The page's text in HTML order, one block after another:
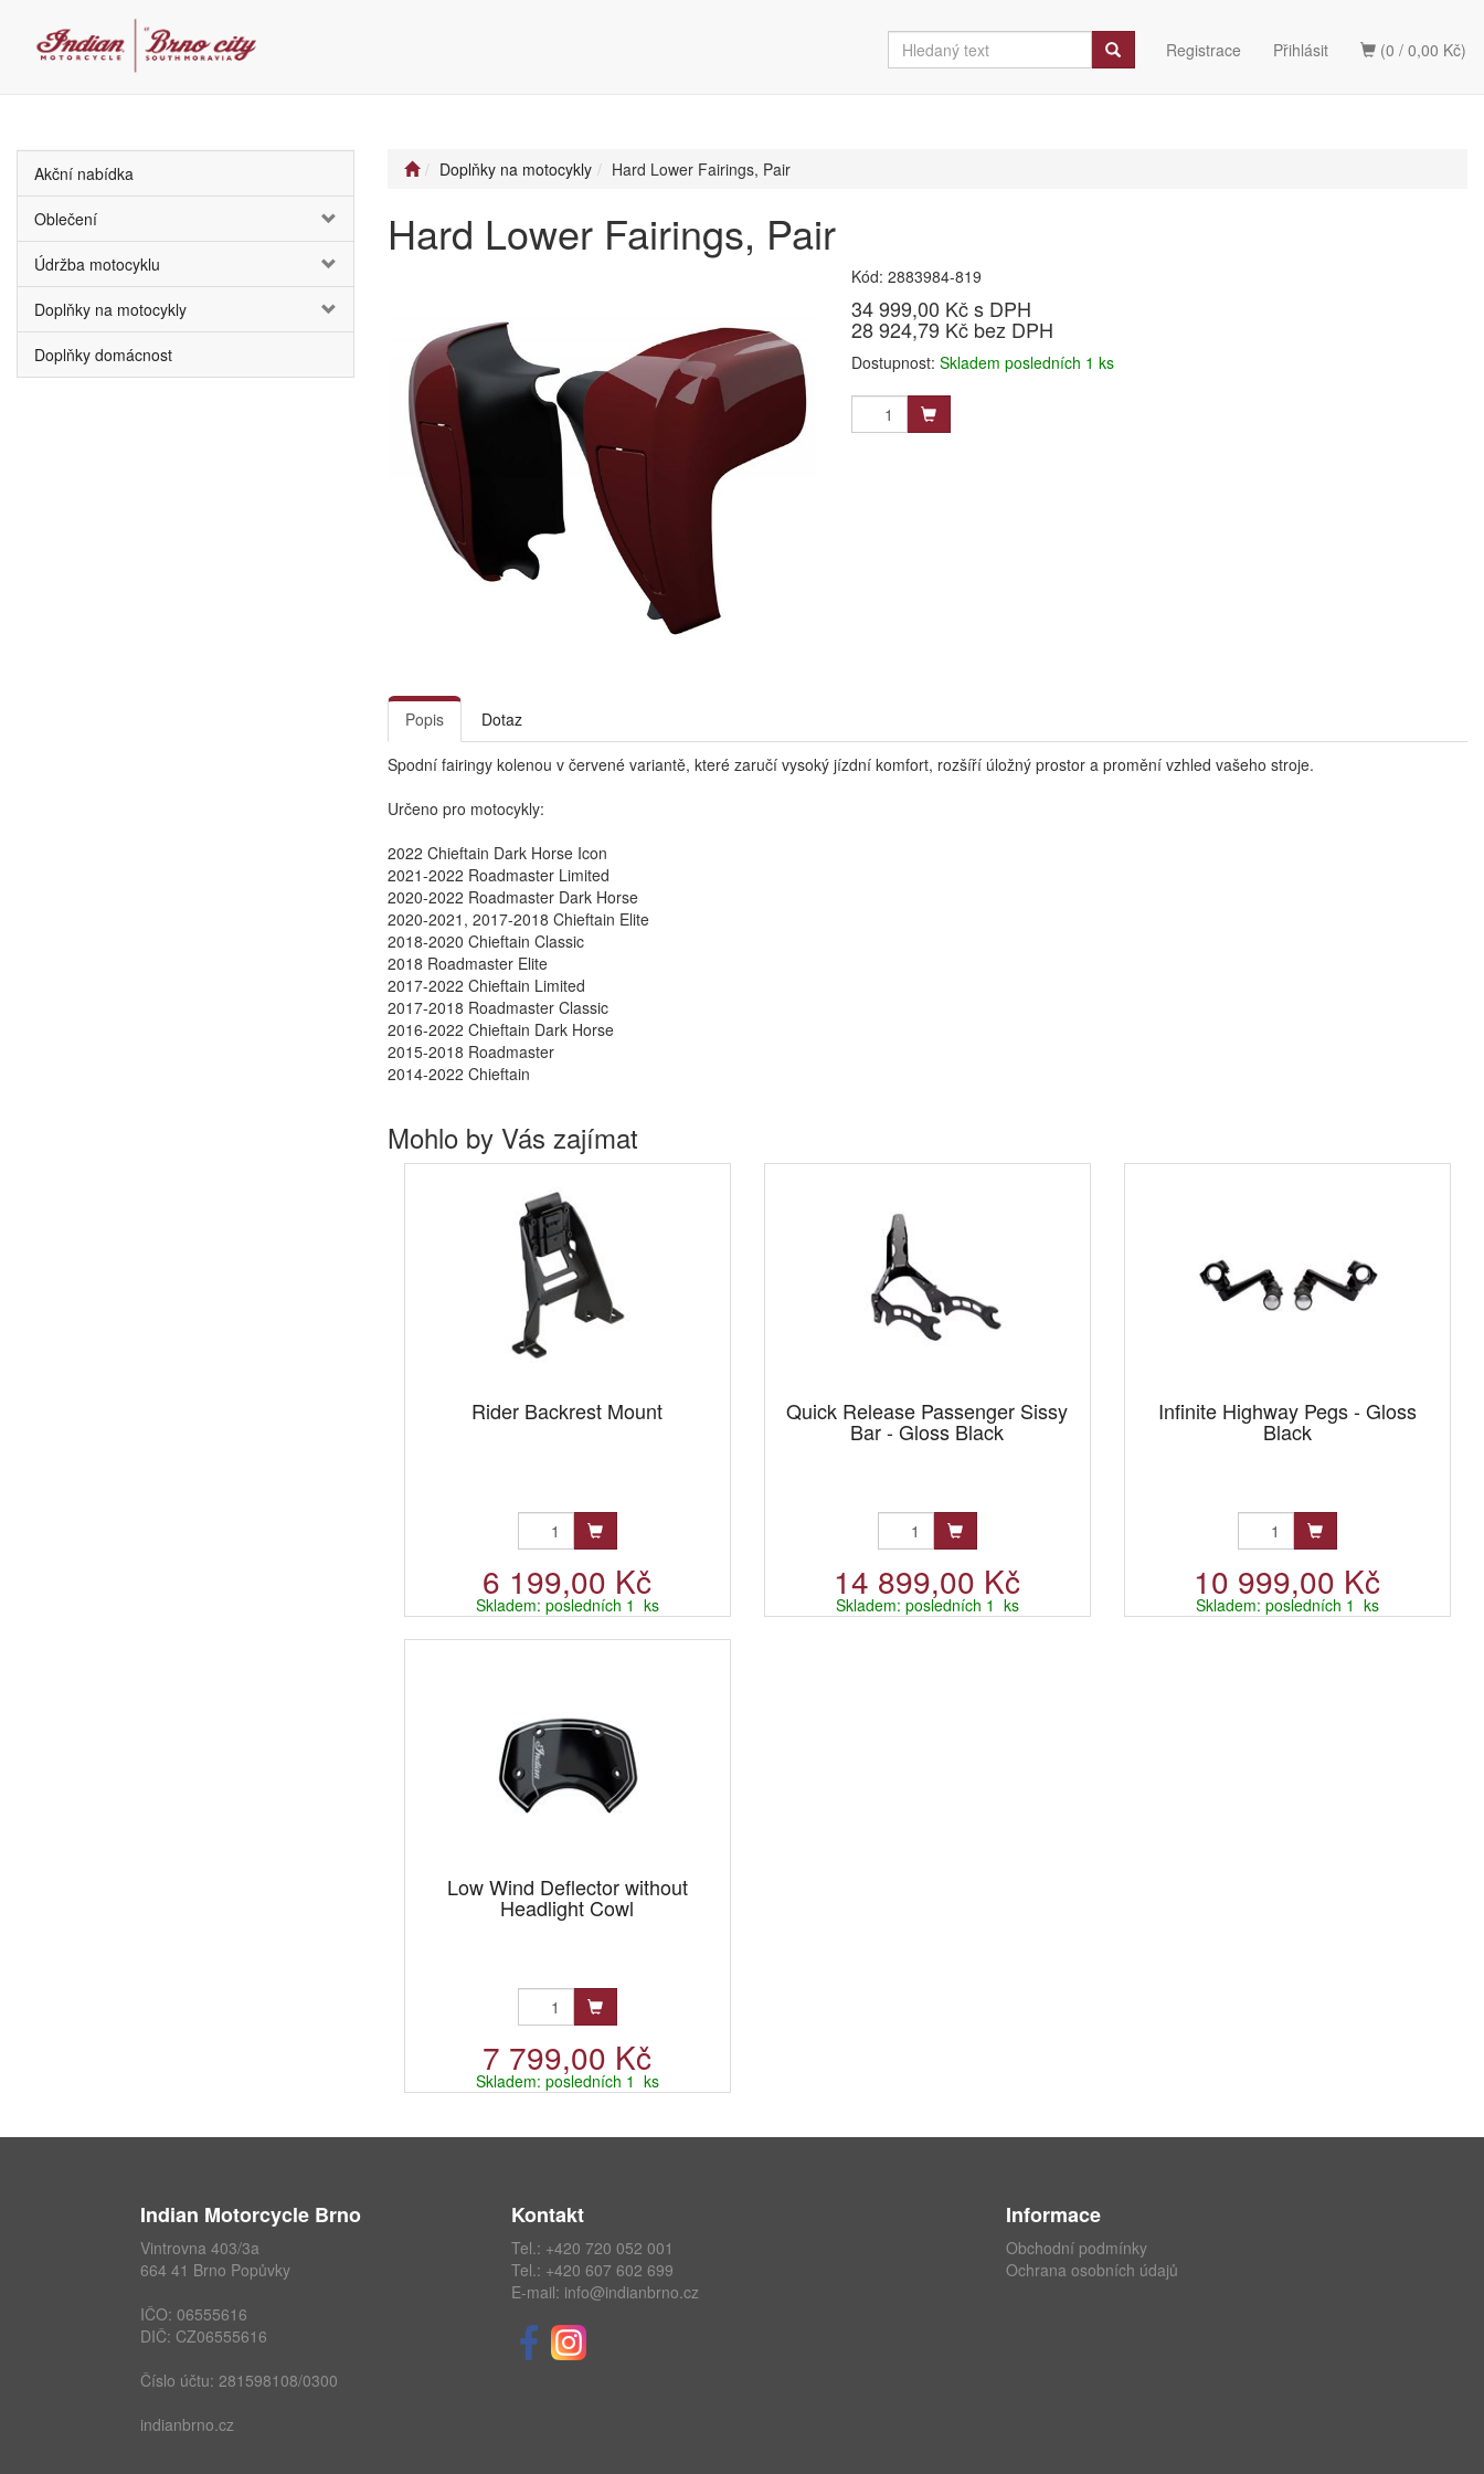
(0 / 0,00 Kč)
Registrace Přihlásit
Akční nabídka
Oblečení
Údržba motocyklu
Doplňky na motocykly
Doplňky domácnost
Doplňky na motocykly Hard Lower Fairings, Pair
Hard Lower Fairings, Pair
Kód: 2883984-819
34 999,00 Kč s DPH
28 924,79 Kč bez DPH
Dostupnost: Skladem posledních 1 ks
Popis Dotaz
Spodní fairingy kolenou v červené variantě, které zaručí vysoký jízdní komfort, rozšíří úložný prostor a promění vzhled vašeho stroje.
Určeno pro motocykly:
2022 Chieftain Dark Horse Icon
2021-2022 Roadmaster Limited
2020-2022 Roadmaster Dark Horse
2020-2021, 2017-2018 Chieftain Elite
2018-2020 Chieftain Classic
2018 Roadmaster Elite
2017-2022 Chieftain Limited
2017-2018 Roadmaster Classic
2016-2022 Chieftain Dark Horse
2015-2018 Roadmaster
2014-2022 Chieftain
Mohlo by Vás zajímat
Rider Backrest Mount
6 199,00 Kč
Skladem: posledních 1 ks
Quick Release Passenger Sissy
Bar - Gloss Black
14 899,00 Kč
Skladem: posledních 1 ks
Infinite Highway Pegs - Gloss
Black
10 999,00 Kč
Skladem: posledních 1 ks
Low Wind Deflector without
Headlight Cowl
7 799,00 Kč
Skladem: posledních 1 ks
Indian Motorcycle Brno
Vintrovna 403/3a
664 41 Brno Popůvky
IČO: 06555616
DIČ: CZ06555616
Číslo účtu: 281598108/0300
indianbrno.cz
Kontakt
Tel.: +420 720 052 001
Tel.: +420 607 602 699
E-mail: info@indianbrno.cz
Informace
Obchodní podmínky
Ochrana osobních údajů